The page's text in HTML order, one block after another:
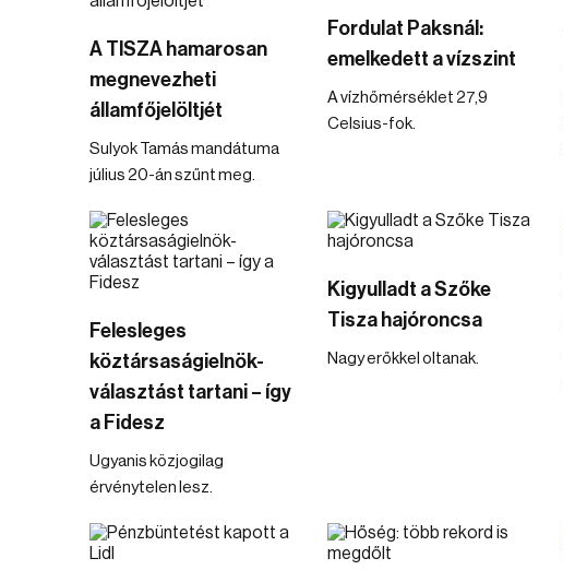
A TISZA hamarosan
megnevezheti
államfőjelöltjét
Sulyok Tamás mandátuma
július 20-án szűnt meg.
Fordulat Paksnál:
emelkedett a vízszint
A vízhőmérséklet 27,9
Celsius-fok.
Felesleges
köztársaságielnök-
választást tartani – így
a Fidesz
Ugyanis közjogilag
érvénytelen lesz.
Kigyulladt a Szőke
Tisza hajóroncsa
Nagy erőkkel oltanak.